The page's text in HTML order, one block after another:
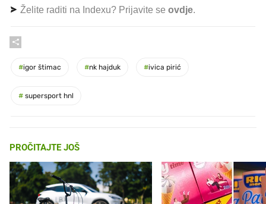
Želite raditi na Indexu? Prijavite se ovdje.
#igor štimac #nk hajduk #ivica pirić
# supersport hnl
PROČITAJTE JOŠ